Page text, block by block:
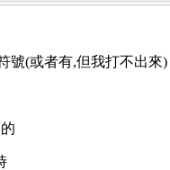
號(或者有,但我打不出來)